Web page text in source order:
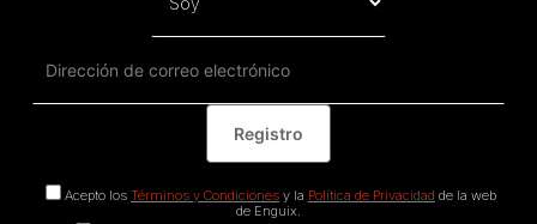
Acepto los Términos y Condicionesy la Política de Privacidad de la web
de Enguix.